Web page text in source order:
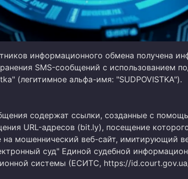
информационного обмена получена
SMS-сообщений с использованием
(легитимное альфа-имя: "SUDPOVISTKA").
содержат ссылки, созданные с
URL-адресов (bit.ly), посещение
на мошеннический веб-сайт, имитирующий
суд" Единой судебной
системы (ЕСИТС, https://